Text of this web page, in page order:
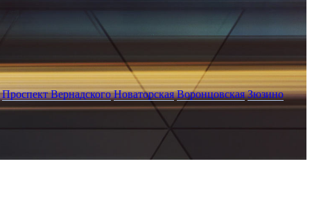
Проспект Вернадского Новаторская Воронцовская Зюзино